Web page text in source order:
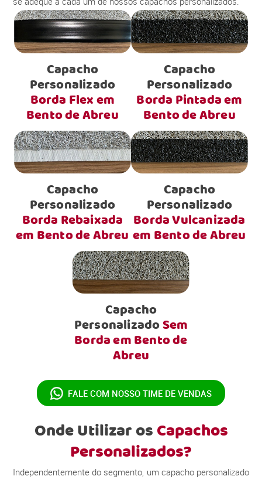
Capacho
Personalizado
Borda Flex em
Bento de Abreu
Capacho
Personalizado
Borda Pintada em
Bento de Abreu
Capacho
Personalizado
Borda Rebaixada
em Bento de Abreu
Capacho
Personalizado
Borda Vulcanizada
em Bento de Abreu
Capacho
PersonalizadoSem
Borda em Bento de
Abreu
FALE COM NOSSO TIME DE VENDAS
Onde Utilizar osCapachos
Personalizados?
Independentemente do segmento, um capacho personalizado